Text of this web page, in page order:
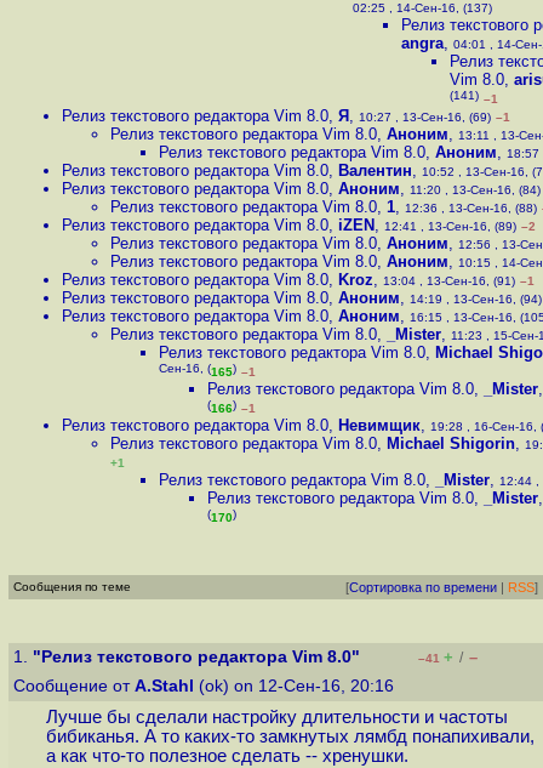
02:25 , 14-Сен-16, (137)
Релиз текстового
angra, 04:01 , 14-
Релиз
Vim 8.0,
(141) –1
Релиз текстового редактора Vim 8.0, Я , 10:27 , 13-Сен-16, (69) –1
Релиз текстового редактора Vim 8.0, Аноним, 13:11 , 13-
Релиз текстового редактора Vim 8.0, Аноним, 18:57
Релиз текстового редактора Vim 8.0, Валентин, 10:52 , 13-Сен-16,
Релиз текстового редактора Vim 8.0, Аноним, 11:20 , 13-Сен-16, (84)
Релиз текстового редактора Vim 8.0, 1, 12:36 , 13-Сен-16, (88)
Релиз текстового редактора Vim 8.0, iZEN , 12:41 , 13-Сен-16, (89) –2
Релиз текстового редактора Vim 8.0, Аноним, 12:56 , 13-
Релиз текстового редактора Vim 8.0, Аноним, 10:15 , 14-
Релиз текстового редактора Vim 8.0, Kroz, 13:04 , 13-Сен-16, (91) –1
Релиз текстового редактора Vim 8.0, Аноним, 14:19 , 13-Сен-16, (94)
Релиз текстового редактора Vim 8.0, Аноним, 16:15 , 13-Сен-16,
Релиз текстового редактора Vim 8.0, _Mister, 11:23 , 15-Сен-
Релиз текстового редактора Vim 8.0, Michael
Сен-16, (165) –1
Релиз текстового редактора Vim 8.0, _Mister
(166) –1
Релиз текстового редактора Vim 8.0, Невимщик, 19:28 , 16-Сен-16, (
Релиз текстового редактора Vim 8.0, Michael Shigorin,
+1
Релиз текстового редактора Vim 8.0, _Mister, 12:44 ,
Релиз текстового редактора Vim 8.0, _Mister
(170)
Сообщения по теме [Сортировка по времени | RSS]
1. "Релиз текстового редактора Vim 8.0" –41 + / –
Сообщение от A.Stahl (ok) on 12-Сен-16, 20:16
Лучше бы сделали настройку длительности и частоты
бибиканья. А то каких-то замкнутых лямбд понапихивали,
а как что-то полезное сделать -- хренушки.